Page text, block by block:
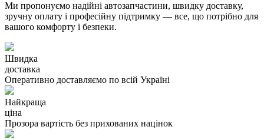
Ми пропонуємо надійні автозапчастини, швидку доставку,
зручну оплату і професійну підтримку — все, що потрібно для
вашого комфорту і безпеки.
Швидка
доставка
Оперативно доставляємо по всій Україні
Найкраща
ціна
Прозора вартість без прихованих націнок